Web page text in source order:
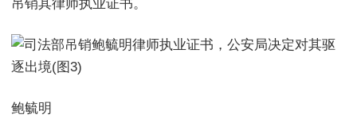
吊销其律师执业证书。
鲍毓明